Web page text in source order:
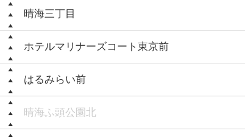
晴海三丁目
ホテルマリナーズコート東京前
はるみらい前
晴海ふ頭公園北